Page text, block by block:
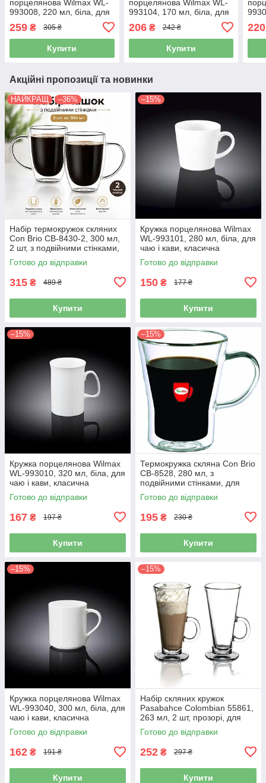
порцелянова Wilmax WL-
993008, 220 мл, біла, для
259 ₴ 305 ₴
Купити
порцелянова Wilmax WL-
993104, 170 мл, біла, для
206₴ 242 ₴
Купити
220
Акційні пропозиції та новинки
НАЙКРАЩ –36%
Набір термокружок скляних
Con Brio CB-8430-2, 300 мл,
2 шт, з подвійними стінками,
для кави і чаю
Готово до відправки
315 ₴ 489 ₴
Купити
–15%
Кружка порцелянова Wilmax
WL-993101, 280 мл, біла, для
чаю і кави, класична
Готово до відправки
150 ₴ 177 ₴
Купити
–15%
Кружка порцелянова Wilmax
WL-993010, 320 мл, біла, для
чаю і кави, класична
Готово до відправки
167 ₴ 197 ₴
Купити
–15%
Термокружка скляна Con Brio
CB-8528, 280 мл, з
подвійними стінками, для
кави і чаю
Готово до відправки
195 ₴ 230 ₴
Купити
–15%
Кружка порцелянова Wilmax
WL-993040, 300 мл, біла, для
чаю і кави, класична
Готово до відправки
162 ₴ 191 ₴
Купити
–15%
Набір скляних кружок
Pasabahce Colombian 55861,
263 мл, 2 шт, прозорі, для
латте, кави і чаю
Готово до відправки
252 ₴ 297 ₴
Купити